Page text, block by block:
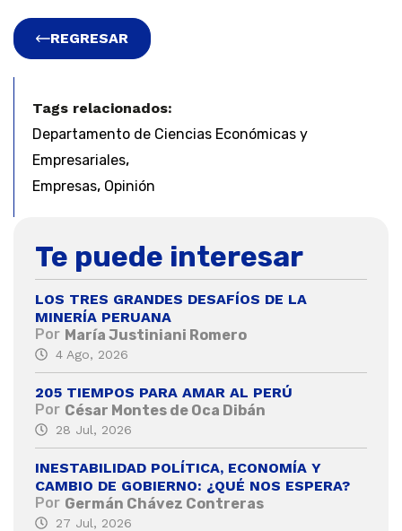
REGRESAR
Tags relacionados:
Departamento de Ciencias Económicas y
Empresariales,
Empresas, Opinión
Te puede interesar
LOS TRES GRANDES DESAFÍOS DE LA
MINERÍA PERUANA
Por María Justiniani Romero
4 Ago, 2026
205 TIEMPOS PARA AMAR AL PERÚ
Por César Montes de Oca Dibán
28 Jul, 2026
INESTABILIDAD POLÍTICA, ECONOMÍA Y
CAMBIO DE GOBIERNO: ¿QUÉ NOS ESPERA?
Por Germán Chávez Contreras
27 Jul, 2026